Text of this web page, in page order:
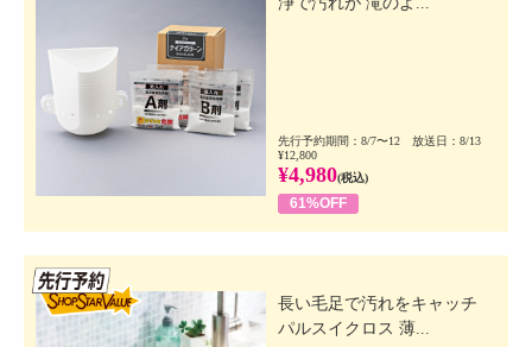
先行予約期間：8/7〜12 放送日：8/13
¥12,800
¥4,980(税込)
61%OFF
長い毛足で汚れをキャッチ
パルスイクロス 薄...